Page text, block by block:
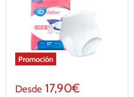
Promoción
Desde 17,90€